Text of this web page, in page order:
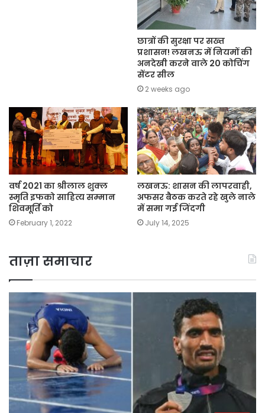
छात्रों की सुरक्षा पर सख्त
प्रशासन! लखनऊ में नियमों की
अनदेखी करने वाले 20 कोचिंग
सेंटर सील
2 weeks ago
वर्ष 2021 का श्रीलाल शुक्ल
स्मृति इफको साहित्य सम्मान
शिवमूर्ति को
February 1, 2022
लखनऊ: शासन की लापरवाही,
अफसर बैठक करते रहे खुले नाले
में समा गई जिंदगी
July 14, 2025
ताज़ा समाचार